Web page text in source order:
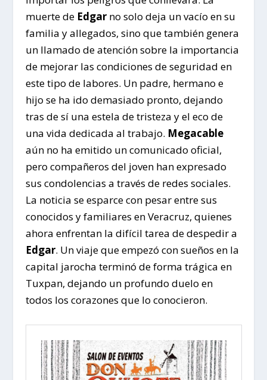
muerte de Edgarno solo deja un vacío en su
familia y allegados, sino que también genera
un llamado de atención sobre la importancia
de mejorar las condiciones de seguridad en
este tipo de labores. Un padre, hermano e
hijo se ha ido demasiado pronto, dejando
tras de sí una estela de tristeza y el eco de
una vida dedicada al trabajo. Megacable
aún no ha emitido un comunicado oficial,
pero compañeros del joven han expresado
sus condolencias a través de redes sociales.
La noticia se esparce con pesar entre sus
conocidos y familiares en Veracruz, quienes
ahora enfrentan la difícil tarea de despedir a
Edgar. Un viaje que empezó con sueños en la
capital jarocha terminó de forma trágica en
Tuxpan, dejando un profundo duelo en
todos los corazones que lo conocieron.